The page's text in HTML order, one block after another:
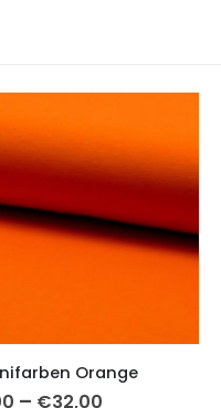
Orange
– €32,00